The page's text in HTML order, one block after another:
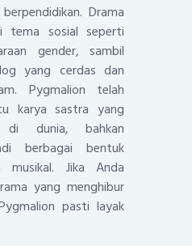
Drama
tema sosial seperti
gender, sambil
yang cerdas dan
Pygmalion telah
karya sastra yang
di dunia, bahkan
berbagai bentuk
Jika Anda
yang menghibur
pasti layak